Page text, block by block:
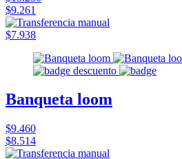
$9.261
$7.938
Banqueta loom
$9.460
$8.514